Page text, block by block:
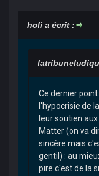
holi a écrit :
Ce dernier
l'hypocrisie de
leur soutien
Matter (on va
sincère mais
gentil) : au
pire c'est de la